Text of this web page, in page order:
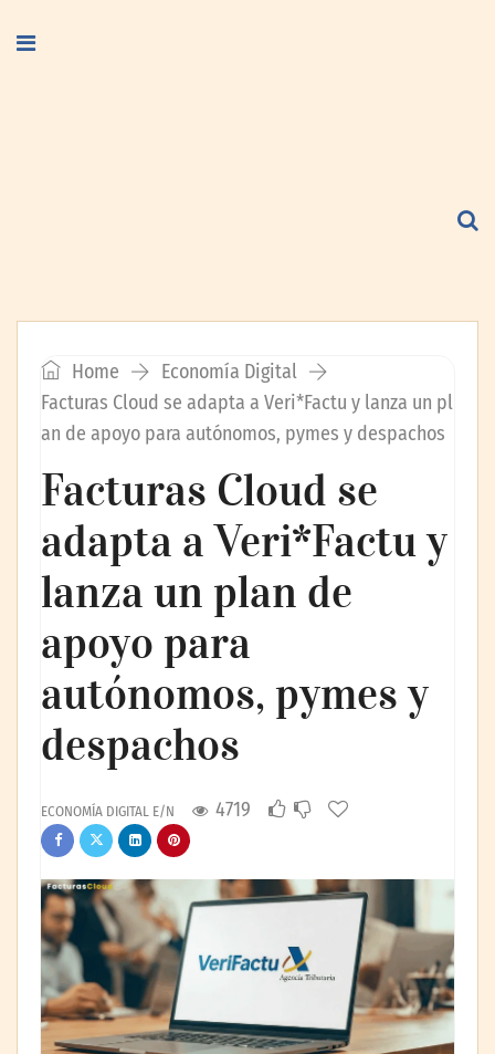
Home
Economía Digital
Facturas Cloud se adapta a Veri*Factu y lanza un pl
an de apoyo para autónomos, pymes y despachos
Facturas Cloud se
adapta a Veri*Factu y
lanza un plan de
apoyo para
autónomos, pymes y
despachos
ECONOMÍA DIGITAL E/N 4719